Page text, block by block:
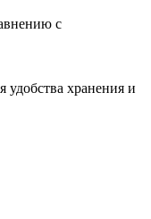
с
удобства хранения и